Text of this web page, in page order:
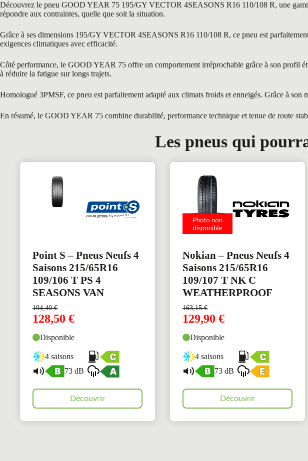
Découvrez le pneu GOOD YEAR 75 195/GY VECTOR 4SEASONS R16 110/108 R, une
répondre aux contraintes, quelle que soit la situation.
Grâce à ses dimensions 195/GY VECTOR 4SEASONS R16 110/108 R, ce pneu est
exigences climatiques avec efficacité.
Côté performance, le GOOD YEAR 75 offre un comportement irréprochable grâce à son profil
à réduire la fatigue sur longs trajets.
Homologué 3PMSF, ce pneu est parfaitement adapté aux climats froids et enneigés. Grâce à
En résumé, le GOOD YEAR 75 combine durabilité, performance technique et tenue de route
Les pneus qui
Point S – Pneus Neufs 4
Saisons 215/65R16
109/106 T PS 4
SEASONS VAN
194,40€
128,50 €
Disponible
4 saisons
73 dB
Découvrir
Nokian – Pneus Neufs 4
Saisons 215/65R16
109/107 T NK C
WEATHERPROOF
163,15€
129,90 €
Disponible
4 saisons
73 dB
Découvrir